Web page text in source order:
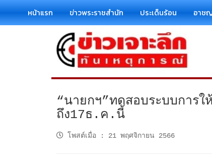
หน้าแรก ข่าวพระราชสำนัก ประเด็นร้อน อาช
“นายกฯ”ทดสอบระบบการ
ถึง17ธ.ค.นี้
โพสต์เมื่อ : 21 พฤศจิกายน 2566